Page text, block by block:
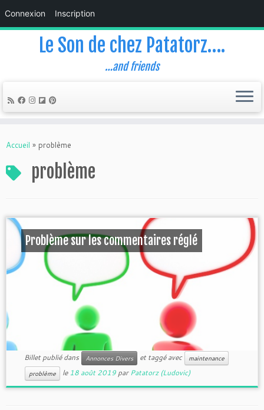
Connexion Inscription
Le Son de chez Patatorz….
…and friends
Accueil » problème
problème
Problème sur les commentaires réglé
Billet publié dans Annonces Divers et taggé avec
maintenance
problème
le18 août 2019 parPatatorz (Ludovic)